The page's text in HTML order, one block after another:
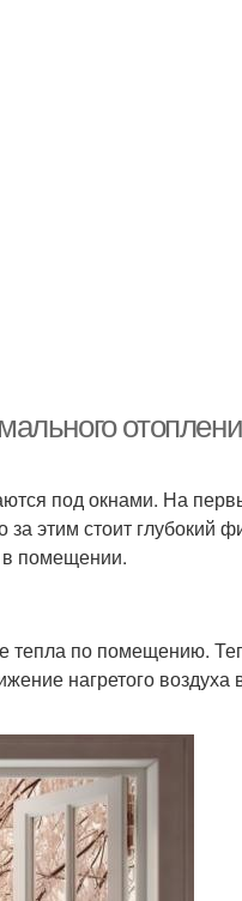
под окнами. На
этим стоит глубокий
помещении.
тепла по помещению.
нагретого воздуха